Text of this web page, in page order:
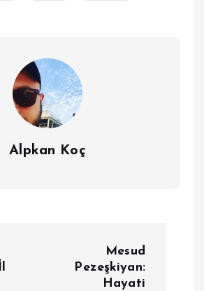
Alpkan Koç
Mesud
Pezeşkiyan:
Hayati